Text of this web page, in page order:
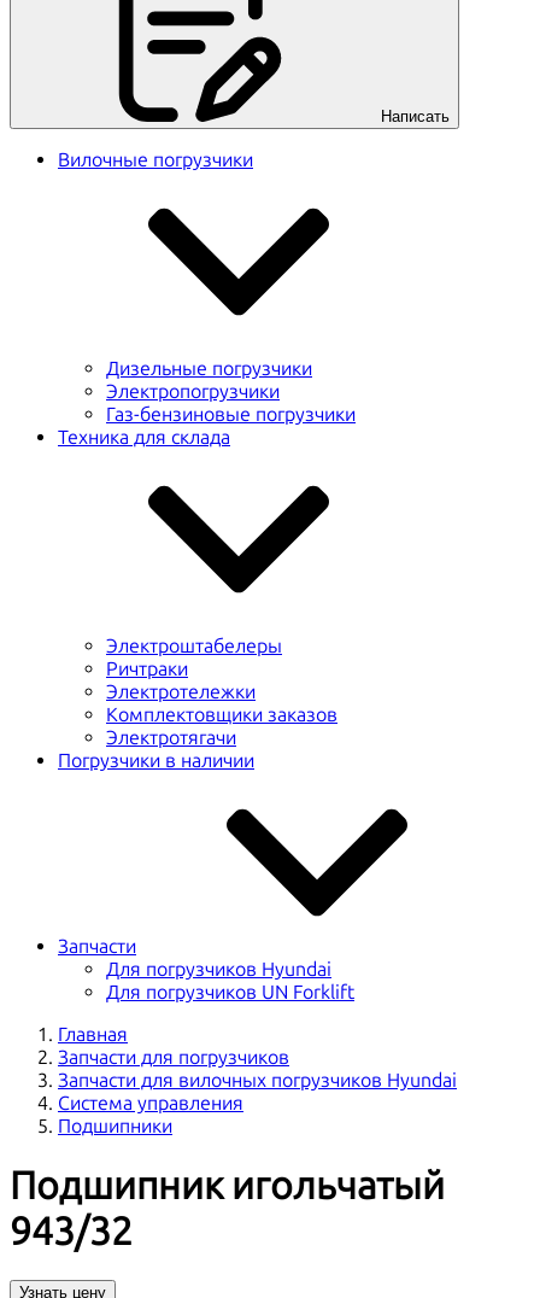
Написать
Вилочные погрузчики
Дизельные погрузчики
Электропогрузчики
Газ-бензиновые погрузчики
Техника для склада
Электроштабелеры
Ричтраки
Электротележки
Комплектовщики заказов
Электротягачи
Погрузчики в наличии
Запчасти
Для погрузчиков Hyundai
Для погрузчиков UN Forklift
Главная
Запчасти для погрузчиков
Запчасти для вилочных погрузчиков Hyundai
Система управления
Подшипники
Подшипник игольчатый
943/32
Узнать цену